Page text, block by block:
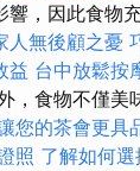
，因此食物
人無後顧之憂
益 台中放鬆按
，食物不僅美
您的茶會更具
照 了解如何選